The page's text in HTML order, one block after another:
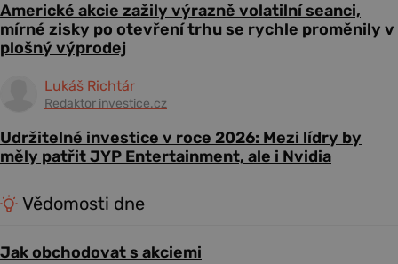
Americké akcie zažily výrazně volatilní seanci,
mírné zisky po otevření trhu se rychle proměnily v
plošný výprodej
Lukáš Richtár
Redaktor investice.cz
Udržitelné investice v roce 2026: Mezi lídry by
měly patřit JYP Entertainment, ale i Nvidia
Vědomosti dne
Jak obchodovat s akciemi